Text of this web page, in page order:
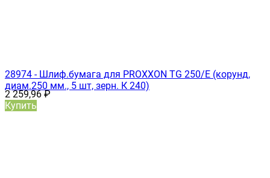
28974 - Шлиф.бумага для PROXXON TG 250/Е (корунд,
диам.250 мм., 5 шт, зерн. К 240)
2 259,96₽
Купить